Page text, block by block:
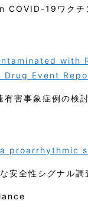
19ワクチ
with
Drug Event
有害事象症例の検
proarrhythmic
安全性シグナル調